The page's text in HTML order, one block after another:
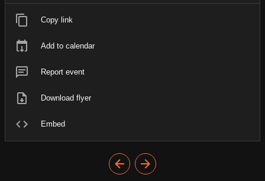
Copy link
Add to calendar
Report event
Download flyer
Embed